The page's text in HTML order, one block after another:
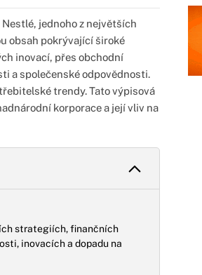
jednoho z největších
obsah pokrývající široké
inovací, přes obchodní
a společenské odpovědnosti.
trendy. Tato výpisová
korporace a její vliv na
strategiích, finančních
inovacích a dopadu na